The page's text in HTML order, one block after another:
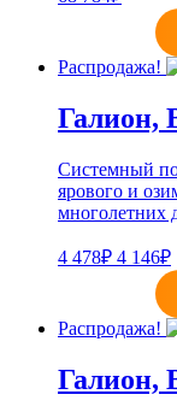
Распродажа!
Галион,
Системный
ярового и
многолетних
4 478₽ 4 146₽
Распродажа!
Галион,